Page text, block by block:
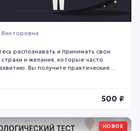
распознавать и принимать свои
и желания, которые часто
Вы получите практические
с внутренними конфликтами и
500 ₽
НОВОЕ